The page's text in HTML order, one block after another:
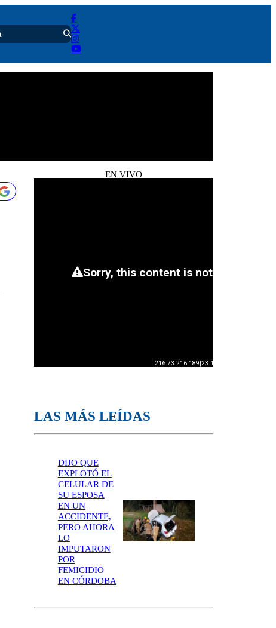
EN VIVO
LAS MÁS LEÍDAS
DIJO QUE
EXPLOTÓ EL
CELULAR DE
SU ESPOSA
EN UN
ACCIDENTE,
PERO AHORA
LO
IMPUTARON
POR
FEMICIDIO
EN CÓRDOBA